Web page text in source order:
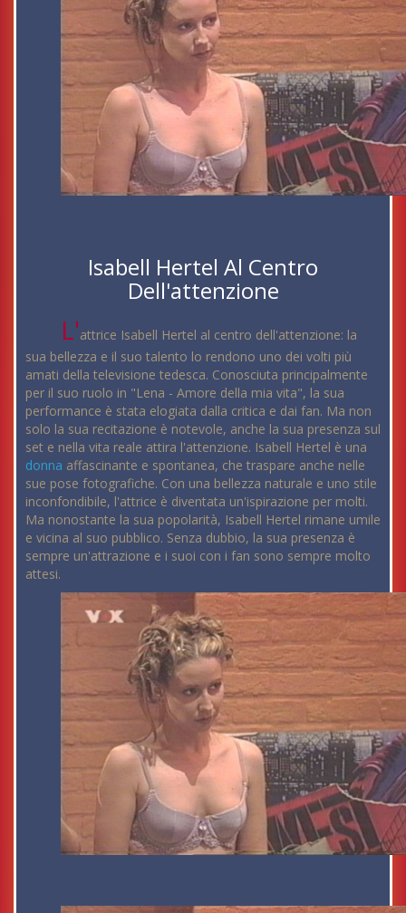
Isabell Hertel Al Centro
Dell'attenzione
L'attrice Isabell Hertel al centro dell'attenzione: la
sua bellezza e il suo talento lo rendono uno dei volti più
amati della televisione tedesca. Conosciuta principalmente
per il suo ruolo in "Lena - Amore della mia vita", la sua
performance è stata elogiata dalla critica e dai fan. Ma non
solo la sua recitazione è notevole, anche la sua presenza sul
set e nella vita reale attira l'attenzione. Isabell Hertel è una
donna affascinante e spontanea, che traspare anche nelle
sue pose fotografiche. Con una bellezza naturale e uno stile
inconfondibile, l'attrice è diventata un'ispirazione per molti.
Ma nonostante la sua popolarità, Isabell Hertel rimane umile
e vicina al suo pubblico. Senza dubbio, la sua presenza è
sempre un'attrazione e i suoi con i fan sono sempre molto
attesi.